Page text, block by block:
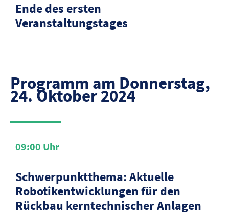
Ende des ersten
Veranstaltungstages
Programm am Donnerstag,
24. Oktober 2024
09:00 Uhr
Schwerpunktthema: Aktuelle
Robotikentwicklungen für den
Rückbau kerntechnischer Anlagen